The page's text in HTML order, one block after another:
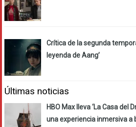
Crítica de la segunda
leyenda de Aang’
Últimas noticias
HBO Max lleva ‘La Casa del
una experiencia inmersiva a